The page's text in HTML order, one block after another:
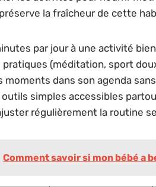
la fraîcheur de cette
par jour à une activité
pratiques (méditation, sport
moments dans son agenda
simples accessibles
régulièrement la routine
Comment savoir si mon bébé a